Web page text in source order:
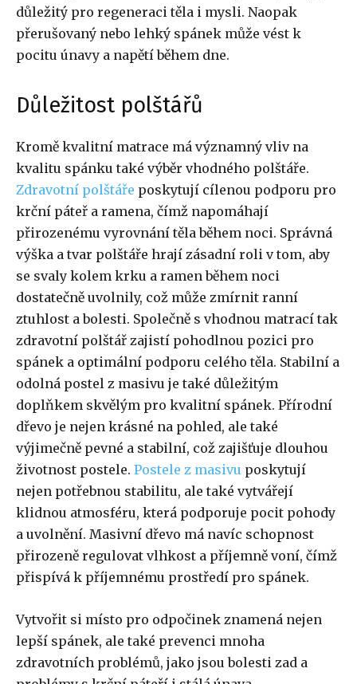
důležitý pro regeneraci těla i mysli. Naopak
přerušovaný nebo lehký spánek může vést k
pocitu únavy a napětí během dne.
Důležitost polštářů
Kromě kvalitní matrace má významný vliv na
kvalitu spánku také výběr vhodného polštáře.
Zdravotní polštáře poskytují cílenou podporu pro
krční páteř a ramena, čímž napomáhají
přirozenému vyrovnání těla během noci. Správná
výška a tvar polštáře hrají zásadní roli v tom, aby
se svaly kolem krku a ramen během noci
dostatečně uvolnily, což může zmírnit ranní
ztuhlost a bolesti. Společně s vhodnou matrací tak
zdravotní polštář zajistí pohodlnou pozici pro
spánek a optimální podporu celého těla. Stabilní a
odolná postel z masivu je také důležitým
doplňkem skvělým pro kvalitní spánek. Přírodní
dřevo je nejen krásné na pohled, ale také
výjimečně pevné a stabilní, což zajišťuje dlouhou
životnost postele. Postele z masivu poskytují
nejen potřebnou stabilitu, ale také vytvářejí
klidnou atmosféru, která podporuje pocit pohody
a uvolnění. Masivní dřevo má navíc schopnost
přirozeně regulovat vlhkost a příjemně voní, čímž
přispívá k příjemnému prostředí pro spánek.
Vytvořit si místo pro odpočinek znamená nejen
lepší spánek, ale také prevenci mnoha
zdravotních problémů, jako jsou bolesti zad a